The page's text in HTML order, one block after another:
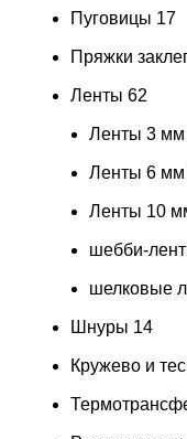
Пуговицы 17
Пряжки
Ленты 62
Ленты 3 мм
Ленты 6 мм
Ленты 10
шебби-
шелковые
Шнуры 14
Кружево и